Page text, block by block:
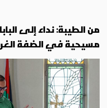
من الطيبة: نداء إلى
مسيحية في الضفة